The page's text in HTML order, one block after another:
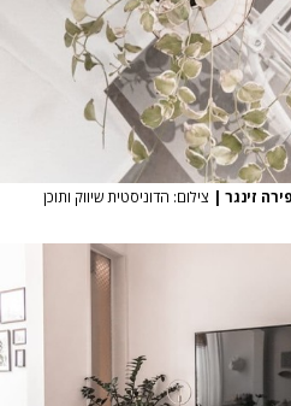
זינגר | צילום: הדוניסטית שיווק ותוכן